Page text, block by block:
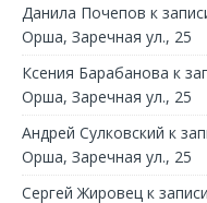
Данила Почепов к
Орша, Заречная ул., 25
Ксения Барабанова к
Орша, Заречная ул., 25
Андрей Сулковский к
Орша, Заречная ул., 25
Сергей Жировец к записи